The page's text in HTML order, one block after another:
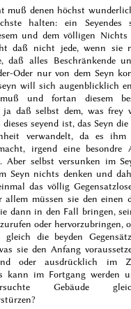
muß denen höchst
halten: ein Seyendes
und dem völligen
daß nicht jede, wenn sie
daß alles Beschränkende
Oder nur von dem Seyn
will sich augenblicklich
und fortan diesem
daß selbst dem, was frey
dieses seyend ist, das Seyn
verwandelt, da es ihm
irgend eine besondre
Aber selbst versunken im
Seyn nichts denken und
das völlig
allem müssen sie den einen
dann in den Fall bringen,
oder hervorzubringen,
gleich die beyden
sie den Anfang
oder ausdrücklich im
kann im Fortgang werden
Gebäude